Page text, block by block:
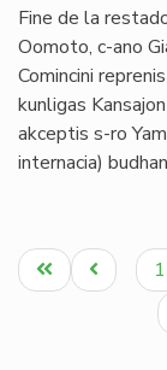
Fine de la
Oomoto, c-ano
Comincini
kunligas
akceptis s-ro
internacia)
Pagination
Unua
paĝo
Antaŭa
paĝo
1